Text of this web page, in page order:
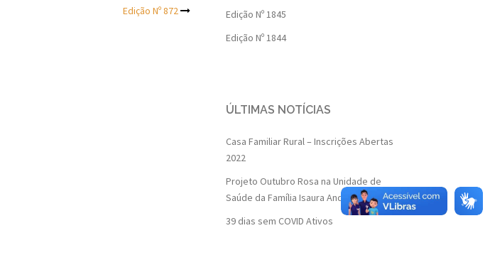
Edição Nº 872
Edição Nº 1845
Edição Nº 1844
ÚLTIMAS NOTÍCIAS
Casa Familiar Rural – Inscrições Abertas
2022
Projeto Outubro Rosa na Unidade de
Saúde da Família Isaura Andrade
39 dias sem COVID Ativos